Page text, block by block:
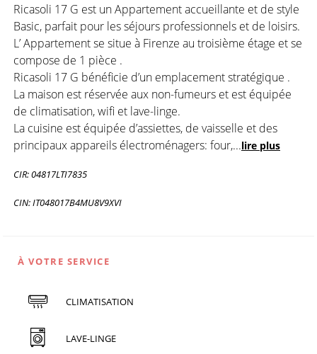
Ricasoli 17 G est un Appartement accueillante et de style
Basic, parfait pour les séjours professionnels et de loisirs.
L’ Appartement se situe à Firenze au troisième étage et se
compose de 1 pièce .
Ricasoli 17 G bénéficie d’un emplacement stratégique .
La maison est réservée aux non-fumeurs et est équipée
de climatisation, wifi et lave-linge.
La cuisine est équipée d’assiettes, de vaisselle et des
principaux appareils électroménagers: four,...lire plus
CIR: 04817LTI7835
CIN: IT048017B4MU8V9XVI
À VOTRE SERVICE
CLIMATISATION
LAVE-LINGE